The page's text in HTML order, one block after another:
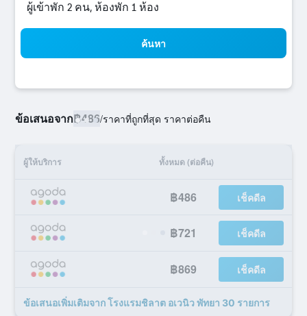
ผู้เข้าพัก 2 คน, ห้องพัก 1 ห้อง
ค้นหา
ข้อเสนอจาก฿486/ราคาที่ถูกที่สุด ราคาต่อคืน
ผู้ให้บริการ ทั้งหมด (ต่อคืน)
฿486 เช็คดีล
฿721 เช็คดีล
฿869 เช็คดีล
ข้อเสนอเพิ่มเติมจาก โรงแรมชิลาต อเวนิว พัทยา 30 รายการ